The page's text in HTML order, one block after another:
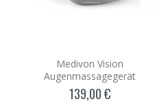
Medivon Vision
Augenmassagegerät
139,00 €